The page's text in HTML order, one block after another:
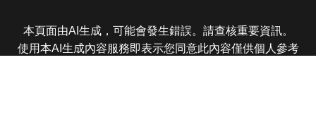
本頁面由AI生成，可能會發生錯誤。請查核重要資訊。
使用本AI生成內容服務即表示您同意此內容僅供個人參考